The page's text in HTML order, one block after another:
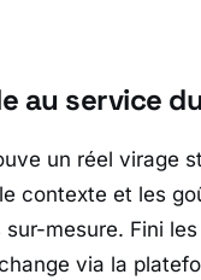
au service
un réel virage
contexte et les
mesure. Fini
via la